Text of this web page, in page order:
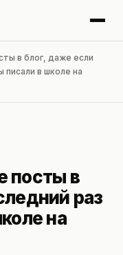
в блог, даже если
писали в школе на
посты в
раз
на